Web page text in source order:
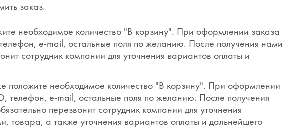
заказ.
необходимое количество "В корзину". При оформлении заказа
e-mail, остальные поля по желанию. После получения нами
сотрудник компании для уточнения вариантов оплаты и
положите необходимое количество "В корзину". При оформлении
телефон, e-mail, остальные поля по желанию. После получения
перезвонит сотрудник компании для уточнения
товара, а также уточнения вариантов оплаты и дальнейшего